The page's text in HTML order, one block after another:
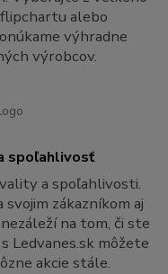
alebo
výhradne
výrobcov.
spoľahlivosť
a spoľahlivosti.
zákazníkom aj
na tom, či ste
Ledvanes.sk môžete
akcie stále.